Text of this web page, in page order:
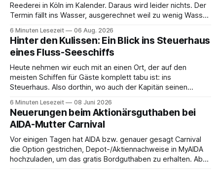
Reederei in Köln im Kalender. Daraus wird leider nichts. Der
Termin fällt ins Wasser, ausgerechnet weil zu wenig Wasser
und fahren mit Thurgau Travel die Donau hinunter Richtung
Budapest. Auch
6 Minuten Lesezeit 06 Aug. 2026
Hinter den Kulissen: Ein Blick ins Steuerhaus
eines Fluss-Seeschiffs
Heute nehmen wir euch mit an einen Ort, der auf den
meisten Schiffen für Gäste komplett tabu ist: ins
Steuerhaus. Also dorthin, wo auch der Kapitän seinen
Saxonia ging es zur Mittagszeit von Mainz Richtung Koblenz
– und wir durften für ein
6 Minuten Lesezeit 08 Juni 2026
Neuerungen beim Aktionärsguthaben bei
AIDA-Mutter Carnival
Vor einigen Tagen hat AIDA bzw. genauer gesagt Carnival
die Option gestrichen, Depot-/Aktiennachweise in MyAIDA
hochzuladen, um das gratis Bordguthaben zu erhalten. Ab